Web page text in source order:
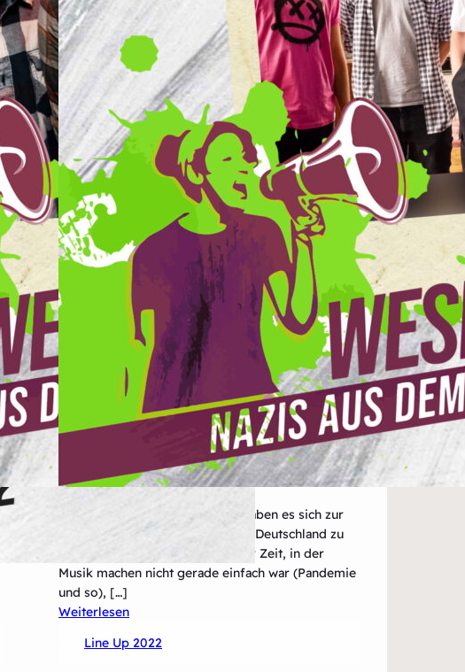
Kings&Hurricanes aus Münster haben es sich zur
Aufgabe gemacht, Pop-Punk aus Deutschland zu
einem „Ding“ zu machen. In einer Zeit, in der
Musik machen nicht gerade einfach war (Pandemie
und so), […]
Weiterlesen:
Line Up 2022